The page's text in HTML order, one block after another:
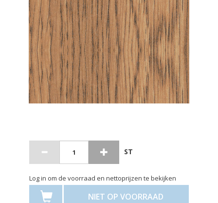
ST
Log in om de voorraad en nettoprijzen te bekijken
NIET OP VOORRAAD